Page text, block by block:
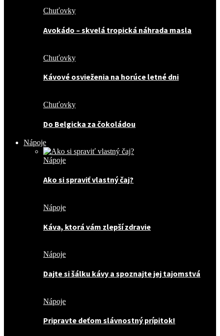
Chuťovky
Avokádo – skvelá tropická náhrada masla
Chuťovky
Kávové osvieženia na horúce letné dni
Chuťovky
Do Belgicka za čokoládou
Nápoje
Nápoje
Ako si spraviť vlastný čaj?
Nápoje
Káva, ktorá vám zlepší zdravie
Nápoje
Dajte si šálku kávy a spoznajte jej tajomstvá
Nápoje
Pripravte deťom slávnostný prípitok!